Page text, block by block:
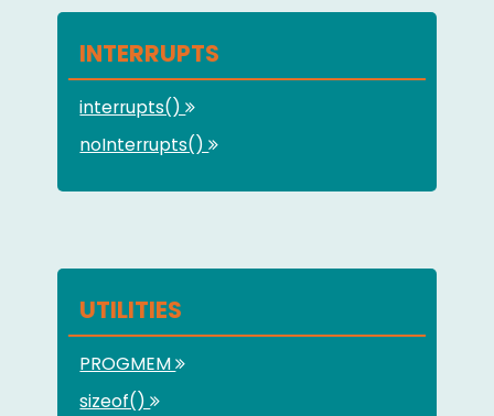
INTERRUPTS
interrupts()
noInterrupts()
UTILITIES
PROGMEM
sizeof()